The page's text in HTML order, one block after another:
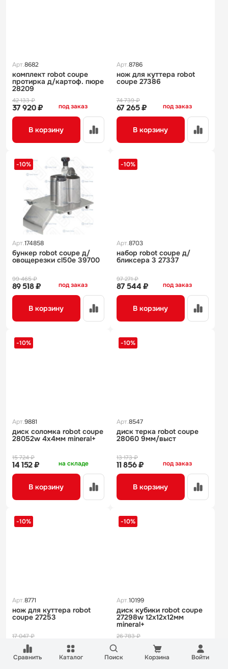
Сравнить Каталог Поиск Корзина Войти
Арт.8682
комплект robot coupe
протирка д/картоф. пюре
28209
под заказ
37 920 ₽
42 133 ₽
В корзину
Арт.8786
нож для куттера robot
coupe 27386
под заказ
67 265 ₽
74 739 ₽
В корзину
-10%
Арт.174858
бункер robot coupe д/
овощерезки cl50e 39700
под заказ
89 518 ₽
99 465 ₽
В корзину
-10%
Арт.8703
набор robot coupe д/
бликсера 3 27337
под заказ
87 544 ₽
97 271 ₽
В корзину
-10%
Арт.9881
диск соломка robot coupe
28052w 4х4мм mineral+
на складе
14 152 ₽
15 724 ₽
В корзину
-10%
Арт.8547
диск терка robot coupe
28060 9мм/выст
под заказ
11 856 ₽
13 173 ₽
В корзину
-10%
Арт.8771
нож для куттера robot
coupe 27253
15 342 ₽
17 047 ₽
-10%
Арт.10199
диск кубики robot coupe
27298w 12х12х12мм
mineral+
26 783 ₽